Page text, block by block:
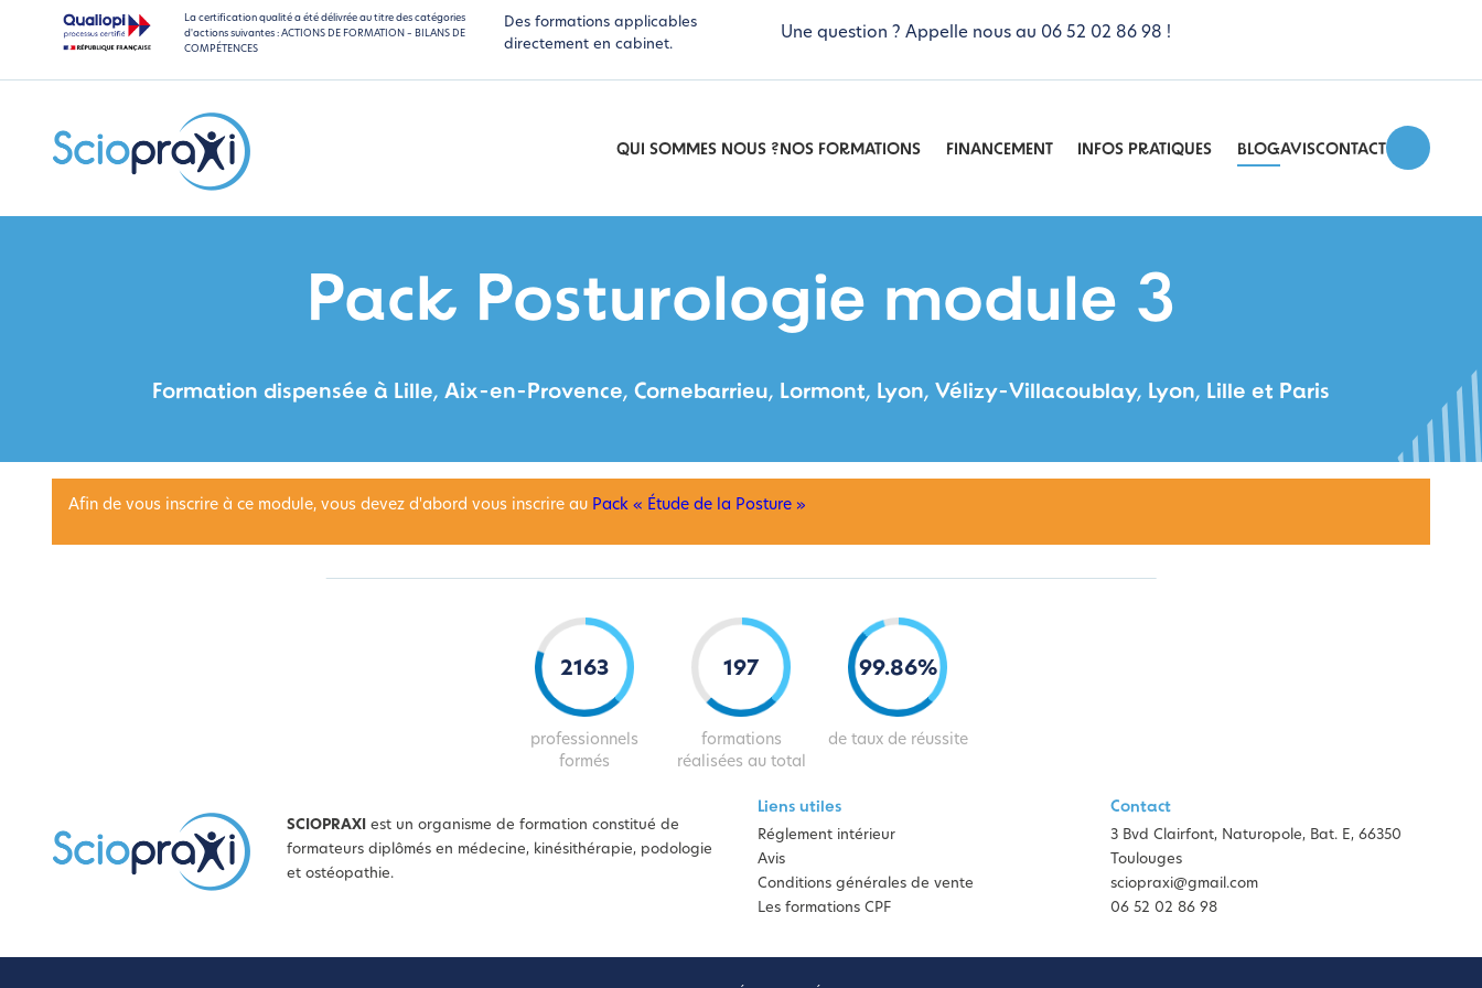
La certification qualité a été délivrée au titre des catégories
d'actions suivantes : ACTIONS DE FORMATION – BILANS DE
COMPÉTENCES
Des formations applicables
directement en cabinet.
Une question ? Appelle nous au 06 52 02 86 98 !
QUI SOMMES NOUS ?NOS FORMATIONS FINANCEMENT INFOS PRATIQUES BLOGAVISCONTACT
Pack Posturologie module 3
Formation dispensée à Lille, Aix-en-Provence, Cornebarrieu, Lormont, Lyon, Vélizy-Villacoublay, Lyon, Lille et Paris
Afin de vous inscrire à ce module, vous devez d'abord vous inscrire au Pack « Étude de la Posture »
2163
professionnels
formés
197
formations
réalisées au total
99.86%
de taux de réussite
SCIOPRAXI
est un organisme de formation constitué de
formateurs diplômés en médecine, kinésithérapie, podologie
et ostéopathie.
Liens utiles
Réglement intérieur
Avis
Conditions générales de vente
Les formations CPF
Contact
3 Bvd Clairfont, Naturopole, Bat. E, 66350
Toulouges
sciopraxi@gmail.com
06 52 02 86 98